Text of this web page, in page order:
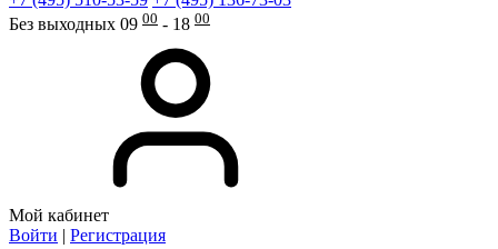
Без выходных 09 00 - 18 00
Мой кабинет
Войти | Регистрация